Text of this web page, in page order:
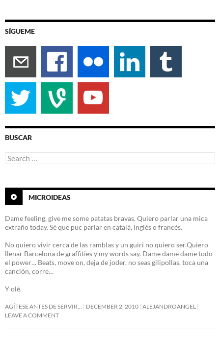
SÍGUEME
BUSCAR
Search
for:
MICROIDEAS
Dame feeling, give me some patatas bravas. Quiero parlar una mica
extraño today. Sé que puc parlar en catalá, inglés o francés.
No quiero vivir cerca de las ramblas y un guiri no quiero ser.Quiero
llenar Barcelona de graffities y my words say. Dame dame dame todo
el power… Beats, move on, deja de joder, no seas gilipollas, toca una
canción, corre…
Y olé.
AGÍTESE ANTES DE SERVIR… DECEMBER 2, 2010 ALEJANDROANGEL
LEAVE A COMMENT